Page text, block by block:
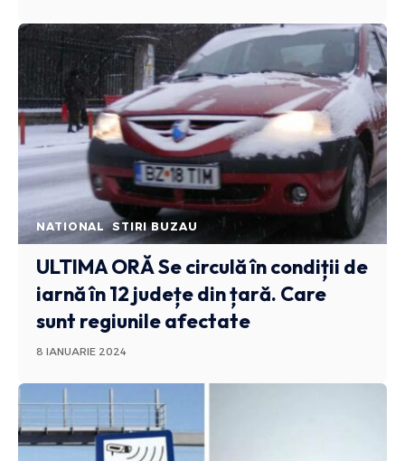
NATIONAL STIRI BUZAU
ULTIMA ORĂSe circulă în condiții de
iarnă în 12 județe din țară. Care
sunt regiunile afectate
8 IANUARIE 2024